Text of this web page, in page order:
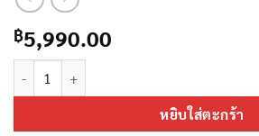
฿5,990.00
หยิบใส่ตะกร้า